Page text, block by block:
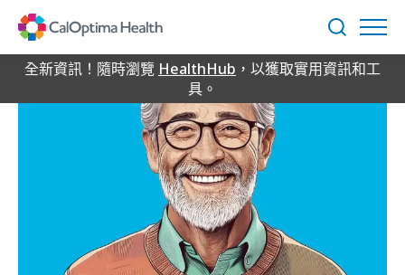
Content
搜
尋
全新資訊！隨時瀏覽 HealthHub ，以獲取實用資訊和工
具。